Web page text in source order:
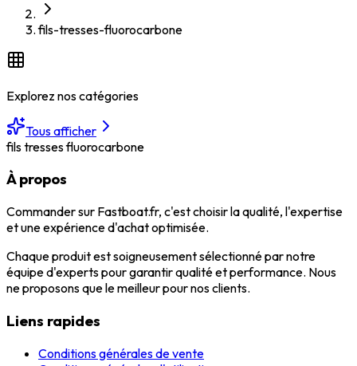
fils-tresses-fluorocarbone
Explorez nos catégories
Tous afficher
fils tresses fluorocarbone
À propos
Commander sur Fastboat.fr, c'est choisir la qualité, l'expertise
et une expérience d'achat optimisée.
Chaque produit est soigneusement sélectionné par notre
équipe d'experts pour garantir qualité et performance. Nous
ne proposons que le meilleur pour nos clients.
Liens rapides
Conditions générales de vente